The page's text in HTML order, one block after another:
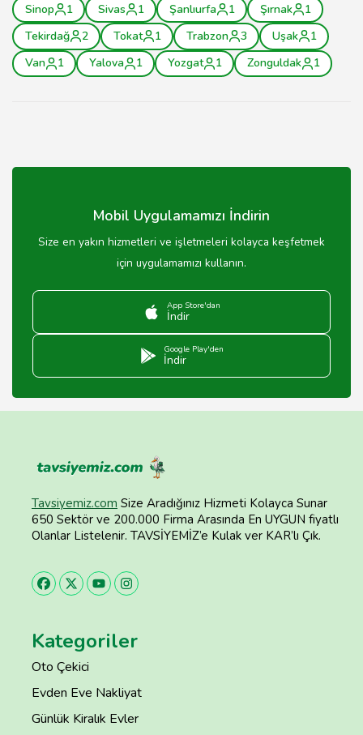
Sinop
1 Sivas 1 Şanlıurfa 1 Şırnak
1
Tekirdağ
2 Tokat 1 Trabzon 3 Uşak
1
Van
1 Yalova 1 Yozgat 1 Zonguldak 1
Mobil Uygulamamızı İndirin
Size en yakın hizmetleri ve işletmeleri kolayca keşfetmek
için uygulamamızı kullanın.
App Store'dan
İndir
Google Play'den
İndir
Tavsiyemiz.com Size Aradığınız Hizmeti Kolayca Sunar
650 Sektör ve 200.000 Firma Arasında En UYGUN fiyatlı
Olanlar Listelenir. TAVSİYEMİZ’e Kulak ver KAR’lı Çık.
Kategoriler
Oto Çekici
Evden Eve Nakliyat
Günlük Kiralık Evler